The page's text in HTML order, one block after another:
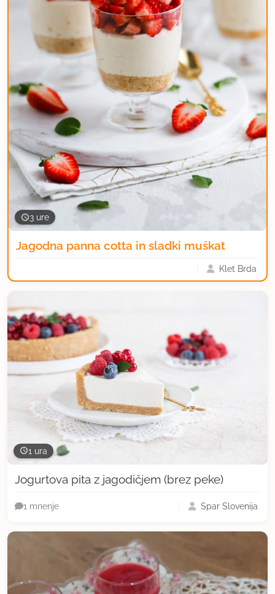
jagod, jim pred pripravo dodajte par kapljic
limoninega soka ali balzamičnega kisa ter
ščepec sladkorja.
3 ure
Jagodna panna cotta in sladki muškat
Klet Brda
1 ura
Jogurtova pita z jagodičjem (brez peke)
1 mnenje Spar Slovenija